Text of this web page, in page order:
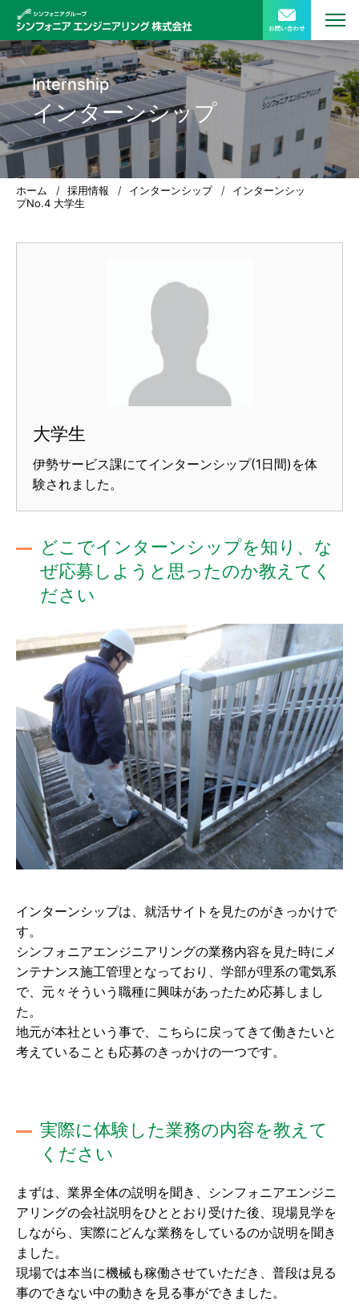
Internship
インターンシップ
ホーム / 採用情報 / インターンシップ /
インターンシッ
プNo.4 大学生
大学生
伊勢サービス課にてインターンシップ(1日間)を体
験されました。
どこでインターンシップを知り、な
ぜ応募しようと思ったのか教えてく
ださい
インターンシップは、就活サイトを見たのがきっかけで
す。
シンフォニアエンジニアリングの業務内容を見た時にメ
ンテナンス施工管理となっており、学部が理系の電気系
で、元々そういう職種に興味があったため応募しまし
た。
地元が本社という事で、こちらに戻ってきて働きたいと
考えていることも応募のきっかけの一つです。
実際に体験した業務の内容を教えて
ください
まずは、業界全体の説明を聞き、シンフォニアエンジニ
アリングの会社説明をひととおり受けた後、現場見学を
しながら、実際にどんな業務をしているのか説明を聞き
ました。
現場では本当に機械も稼働させていただき、普段は見る
事のできない中の動きを見る事ができました。